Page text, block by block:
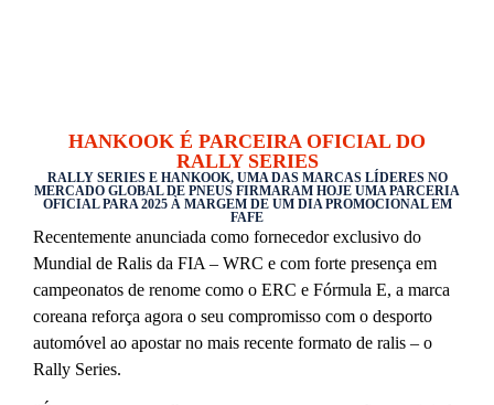
HANKOOK É PARCEIRA OFICIAL DO
RALLY SERIES
RALLY SERIES E HANKOOK, UMA DAS MARCAS LÍDERES NO
MERCADO GLOBAL DE PNEUS FIRMARAM HOJE UMA PARCERIA
OFICIAL PARA 2025 À MARGEM DE UM DIA PROMOCIONAL EM
FAFE
Recentemente anunciada como fornecedor exclusivo do
Mundial de Ralis da FIA – WRC e com forte presença em
campeonatos de renome como o ERC e Fórmula E, a marca
coreana reforça agora o seu compromisso com o desporto
automóvel ao apostar no mais recente formato de ralis – o
Rally Series.